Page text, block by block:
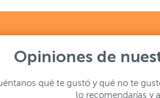
Opiniones de
qué te gustó y qué no te
lo recomendarías y